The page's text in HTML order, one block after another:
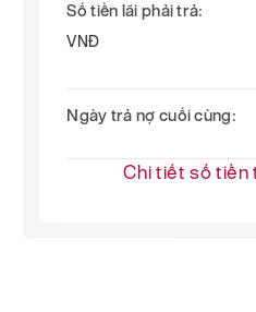
Số tiền lãi phải trả:
VNĐ
Ngày trả nợ cuối cùng:
Chi tiết số tiền